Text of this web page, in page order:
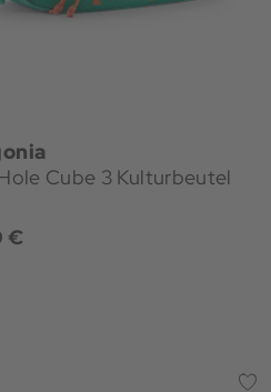
Cube 3 Kulturbeutel
€